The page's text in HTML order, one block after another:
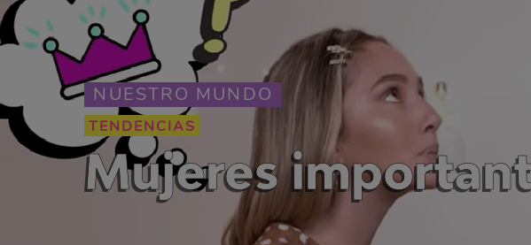
NUESTRO MUNDO
TENDENCIAS
Mujeres